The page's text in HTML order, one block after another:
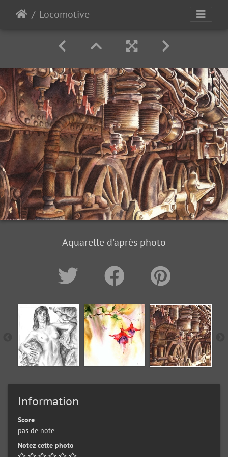
Locomotive
Aquarelle d'après photo
Information
Score
pas de note
Notez cette photo